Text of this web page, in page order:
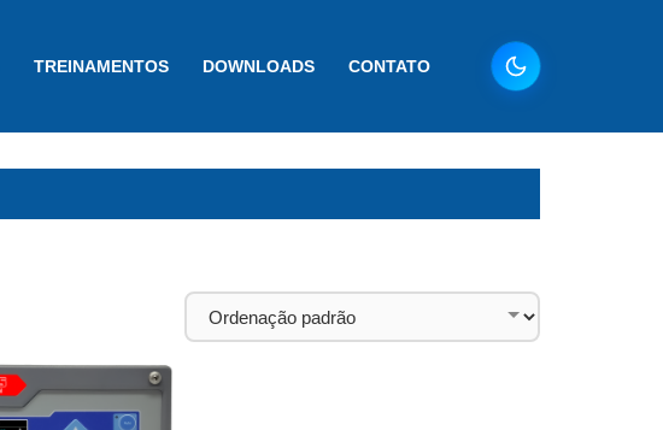
TREINAMENTOS DOWNLOADS CONTATO